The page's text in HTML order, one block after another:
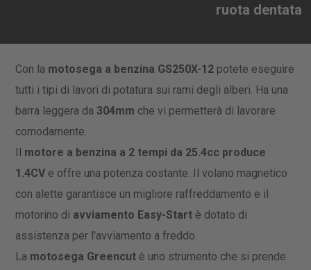
ruota dentata
Con la motosega a benzina GS250X-12 potete eseguire
tutti i tipi di lavori di potatura sui rami degli alberi. Ha una
barra leggera da304mm che vi permetterà di lavorare
comodamente.
Il motore a benzina a 2 tempi da 25.4cc produce
1.4CV e offre una potenza costante. Il volano magnetico
con alette garantisce un migliore raffreddamento e il
motorino di avviamento Easy-Start è dotato di
assistenza per l'avviamento a freddo.
La motosega Greencut è uno strumento che si prende